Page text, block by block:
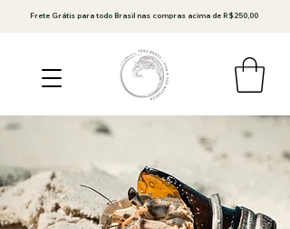
Frete Grátis para todo Brasil nas compras acima de R$250,00